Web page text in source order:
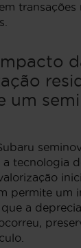
transações
um
a tecnologia
permite um
a